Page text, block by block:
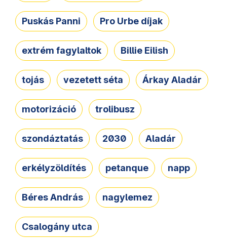
Puskás Panni Pro Urbe díjak
extrém fagylaltok Billie Eilish
tojás vezetett séta Árkay Aladár
motorizáció trolibusz
szondáztatás 2030 Aladár
erkélyzöldítés petanque napp
Béres András nagylemez
Csalogány utca